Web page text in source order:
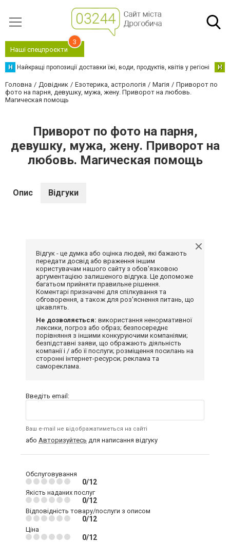
Наші спецпроєкти
3
Н Найкращі пропозиції доставки їжі, води, продуктів, квітів у регіоні Н
Головна Довідник Езотерика, астрологія Магія
Приворот по
фото на парня, девушку, мужа, жену. Приворот на любовь.
Магическая помощь
Приворот по фото на парня,
девушку, мужа, жену. Приворот на
любовь. Магическая помощь
Опис Відгуки
Відгук - це думка або оцінка людей, які бажають
передати досвід або враження іншим
користувачам нашого сайту з обов'язковою
аргументацією залишеного відгука. Це допоможе
багатьом прийняти правильне рішення.
Коментарі призначені для спілкування та
обговорення, а також для роз'яснення питань, що
цікавлять.
Не дозволяється: використання ненормативної
лексики, погроз або образ; безпосереднє
порівняння з іншими конкуруючими компаніями;
безпідставні заяви, що ображають діяльність
компанії і / або її послуги; розміщення посилань на
сторонні інтернет-ресурси; реклама та
самореклама.
Введіть email:
Ваш e-mail не відображатиметься на сайті
або Авторизуйтесь для написання відгуку
Обслуговування
0/12
Якість наданих послуг
0/12
Відповідність товару/послуги з описом
0/12
Ціна
0/12